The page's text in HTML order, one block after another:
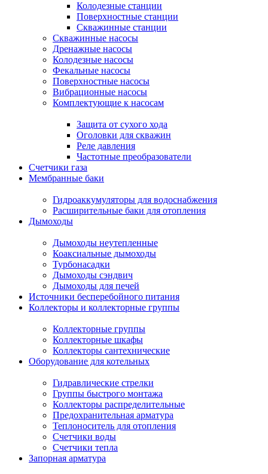
Колодезные станции
Поверхностные станции
Скважинные станции
Скважинные насосы
Дренажные насосы
Колодезные насосы
Фекальные насосы
Поверхностные насосы
Вибрационные насосы
Комплектующие к насосам
Защита от сухого хода
Оголовки для скважин
Реле давления
Частотные преобразователи
Счетчики газа
Мембранные баки
Гидроаккумуляторы для водоснабжения
Расширительные баки для отопления
Дымоходы
Дымоходы неутепленные
Коаксиальные дымоходы
Турбонасадки
Дымоходы сэндвич
Дымоходы для печей
Источники бесперебойного питания
Коллекторы и коллекторные группы
Коллекторные группы
Коллекторные шкафы
Коллекторы сантехнические
Оборудование для котельных
Гидравлические стрелки
Группы быстрого монтажа
Коллекторы распределительные
Предохранительная арматура
Теплоноситель для отопления
Счетчики воды
Счетчики тепла
Запорная арматура